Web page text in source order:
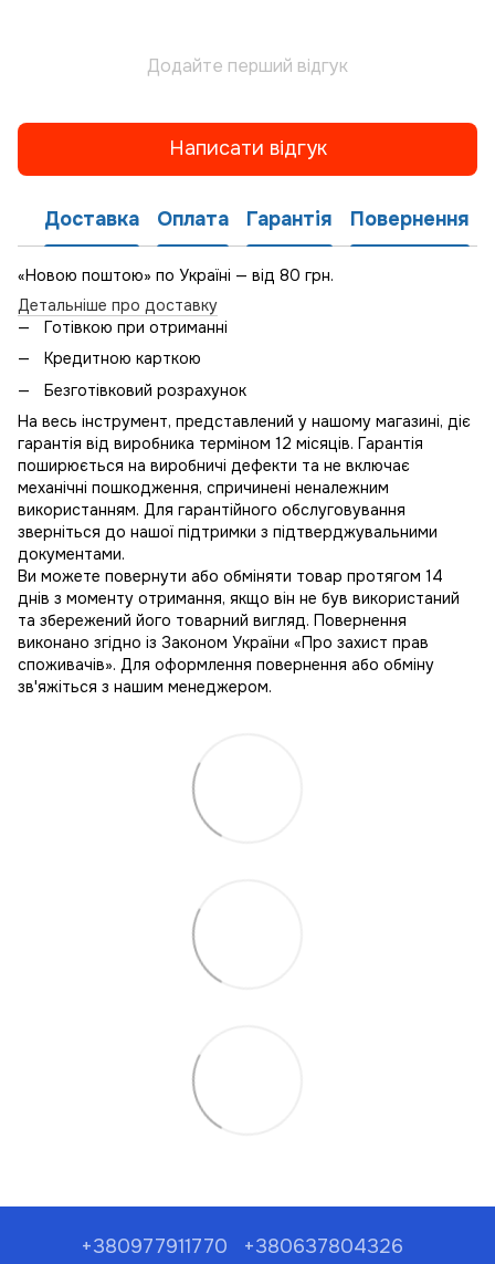
Додайте перший відгук
Написати відгук
Доставка Оплата Гарантія Повернення
«Новою поштою» по Україні — від 80 грн.
Детальніше про доставку
Готівкою при отриманні
Кредитною карткою
Безготівковий розрахунок
На весь інструмент, представлений у нашому магазині, діє
гарантія від виробника терміном 12 місяців. Гарантія
поширюється на виробничі дефекти та не включає
механічні пошкодження, спричинені неналежним
використанням. Для гарантійного обслуговування
зверніться до нашої підтримки з підтверджувальними
документами.
Ви можете повернути або обміняти товар протягом 14
днів з моменту отримання, якщо він не був використаний
та збережений його товарний вигляд. Повернення
виконано згідно із Законом України «Про захист прав
споживачів». Для оформлення повернення або обміну
зв'яжіться з нашим менеджером.
+380977911770 +380637804326